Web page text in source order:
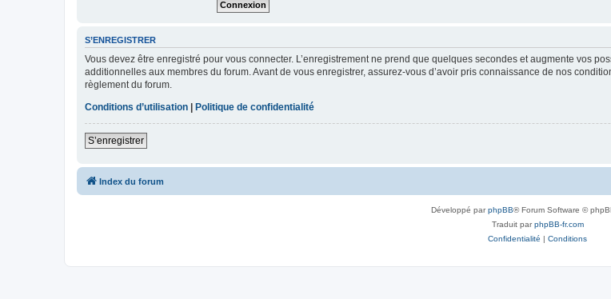
S’ENREGISTRER
Vous devez être enregistré pour vous connecter. L’enregistrement ne prend que quelques secondes et augmente vos
additionnelles aux membres du forum. Avant de vous enregistrer, assurez-vous d’avoir pris connaissance de nos
règlement du forum.
Conditions d’utilisation | Politique de confidentialité
S’enregistrer
Index du forum
Développé parphpBB® Forum Software ©
Traduit parphpBB-fr.com
Confidentialité | Conditions